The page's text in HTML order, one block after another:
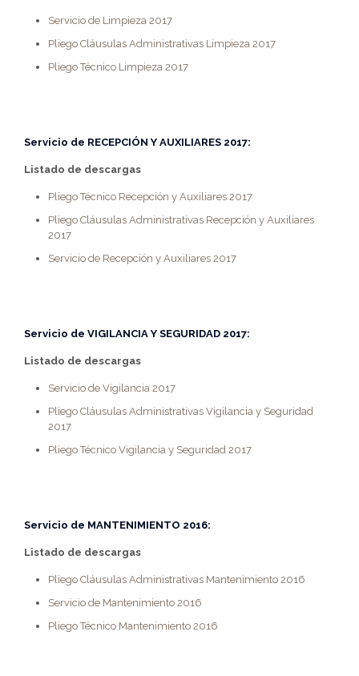
Servicio de Limpieza 2017
Pliego Cláusulas Administrativas Limpieza 2017
Pliego Técnico Limpieza 2017
Servicio de RECEPCIÓN Y AUXILIARES 2017:
Listado de descargas
Pliego Técnico Recepción y Auxiliares 2017
Pliego Cláusulas Administrativas Recepción y Auxiliares
2017
Servicio de Recepción y Auxiliares 2017
Servicio de VIGILANCIA Y SEGURIDAD 2017:
Listado de descargas
Servicio de Vigilancia 2017
Pliego Cláusulas Administrativas Vigilancia y Seguridad
2017
Pliego Técnico Vigilancia y Seguridad 2017
Servicio de MANTENIMIENTO 2016:
Listado de descargas
Pliego Cláusulas Administrativas Mantenimiento 2016
Servicio de Mantenimiento 2016
Pliego Técnico Mantenimiento 2016